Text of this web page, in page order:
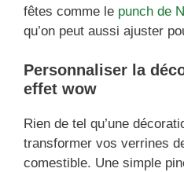
fêtes comme le punch de
qu’on peut aussi ajuster
Personnaliser la
effet wow
Rien de tel qu’une
transformer vos verrines
comestible. Une simple